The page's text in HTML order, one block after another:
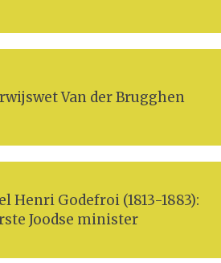
Van der Brugghen
Henri Godefroi (1813-1883):
Joodse minister